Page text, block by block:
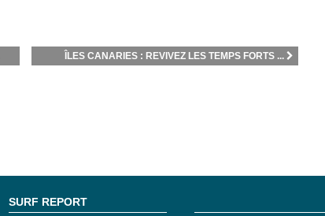
ÎLES CANARIES : REVIVEZ LES TEMPS FORTS ...
SURF REPORT